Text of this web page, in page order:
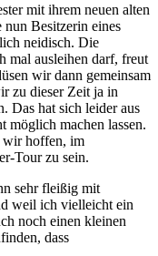
mit ihrem neuen alten
Besitzerin eines
neidisch. Die
mal ausleihen darf, freut
wir dann gemeinsam
zu dieser Zeit ja in
Das hat sich leider aus
möglich machen lassen.
wir hoffen, im
Tour zu sein.
sehr fleißig mit
weil ich vielleicht ein
noch einen kleinen
dass